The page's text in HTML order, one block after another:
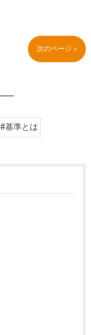
次のページ >
#基準とは